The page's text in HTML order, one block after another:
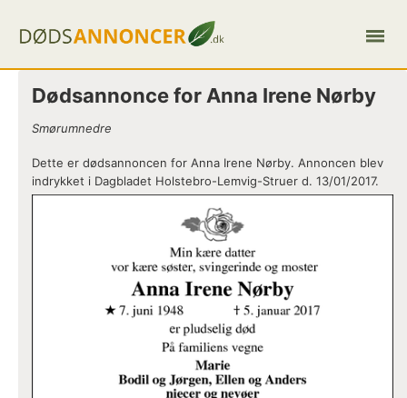
Dødsannonce for Anna Irene Nørby
Smørumnedre
Dette er dødsannoncen for Anna Irene Nørby. Annoncen blev
indrykket i Dagbladet Holstebro-Lemvig-Struer d. 13/01/2017.